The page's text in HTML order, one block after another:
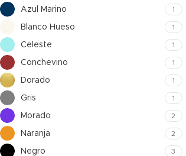
Azul Marino 1
Blanco Hueso 1
Celeste 1
Conchevino 1
Dorado 1
Gris 1
Morado 2
Naranja 2
Negro 3